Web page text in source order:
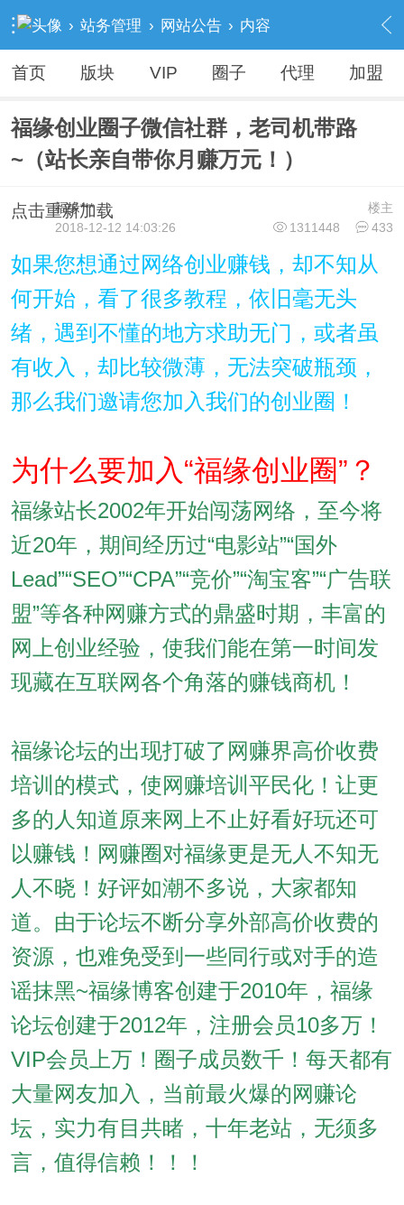
› 站务管理 › 网站公告 › 内容
首页 版块 VIP 圈子 代理 加盟
福缘创业圈子微信社群，老司机带路
~（站长亲自带你月赚万元！）
点击重新加载 楼主
福缘***
1311448
433
2018-12-12 14:03:26
如果您想通过网络创业赚钱，却不知从
何开始，看了很多教程，依旧毫无头
绪，遇到不懂的地方求助无门，或者虽
有收入，却比较微薄，无法突破瓶颈，
那么我们邀请您加入我们的创业圈！
为什么要加入“福缘创业圈”？
福缘站长2002年开始闯荡网络，至今将
近20年，期间经历过“电影站”“国外
Lead”“SEO”“CPA”“竞价”“淘宝客”“广告联
盟”等各种网赚方式的鼎盛时期，丰富的
网上创业经验，使我们能在第一时间发
现藏在互联网各个角落的赚钱商机！
福缘论坛的出现打破了网赚界高价收费
培训的模式，使网赚培训平民化！让更
多的人知道原来网上不止好看好玩还可
以赚钱！网赚圈对福缘更是无人不知无
人不晓！好评如潮不多说，大家都知
道。由于论坛不断分享外部高价收费的
资源，也难免受到一些同行或对手的造
谣抹黑~福缘博客创建于2010年，福缘
论坛创建于2012年，注册会员10多万！
VIP会员上万！圈子成员数千！每天都有
大量网友加入，当前最火爆的网赚论
坛，实力有目共睹，十年老站，无须多
言，值得信赖！！！